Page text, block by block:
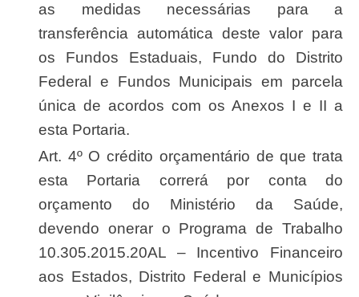
as medidas necessárias para a
transferência automática deste valor para
os Fundos Estaduais, Fundo do Distrito
Federal e Fundos Municipais em parcela
única de acordos com os Anexos I e II a
esta Portaria.
Art. 4º O crédito orçamentário de que trata
esta Portaria correrá por conta do
orçamento do Ministério da Saúde,
devendo onerar o Programa de Trabalho
10.305.2015.20AL – Incentivo Financeiro
aos Estados, Distrito Federal e Municípios